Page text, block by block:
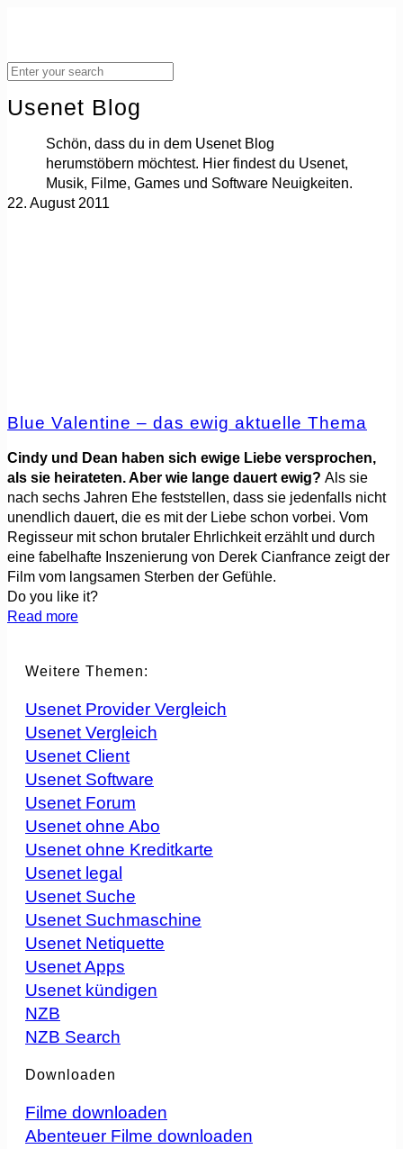
Usenet Blog
Schön, dass du in dem Usenet Blog
herumstöbern möchtest. Hier findest du Usenet,
Musik, Filme, Games und Software Neuigkeiten.
22. August 2011
Blue Valentine – das ewig aktuelle Thema
Cindy und Dean haben sich ewige Liebe versprochen,
als sie heirateten. Aber wie lange dauert ewig? Als sie
nach sechs Jahren Ehe feststellen, dass sie jedenfalls nicht
unendlich dauert, die es mit der Liebe schon vorbei. Vom
Regisseur mit schon brutaler Ehrlichkeit erzählt und durch
eine fabelhafte Inszenierung von Derek Cianfrance zeigt der
Film vom langsamen Sterben der Gefühle.
Do you like it?
Read more
Weitere Themen:
Usenet Provider Vergleich
Usenet Vergleich
Usenet Client
Usenet Software
Usenet Forum
Usenet ohne Abo
Usenet ohne Kreditkarte
Usenet legal
Usenet Suche
Usenet Suchmaschine
Usenet Netiquette
Usenet Apps
Usenet kündigen
NZB
NZB Search
Downloaden
Filme downloaden
Abenteuer Filme downloaden